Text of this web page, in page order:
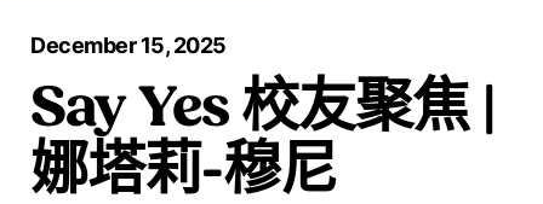
December 15, 2025
Say Yes 校友聚焦 |
娜塔莉-穆尼